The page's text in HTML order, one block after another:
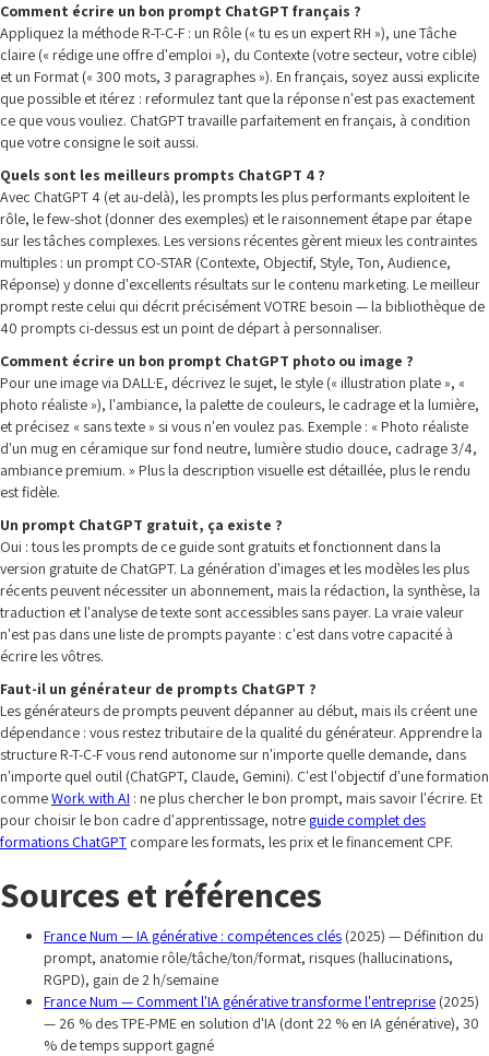
Comment écrire un bon prompt ChatGPT français ?
Appliquez la méthode R-T-C-F : un Rôle (« tu es un expert RH »), une Tâche
claire (« rédige une offre d'emploi »), du Contexte (votre secteur, votre cible)
et un Format (« 300 mots, 3 paragraphes »). En français, soyez aussi explicite
que possible et itérez : reformulez tant que la réponse n'est pas exactement
ce que vous vouliez. ChatGPT travaille parfaitement en français, à condition
que votre consigne le soit aussi.
Quels sont les meilleurs prompts ChatGPT 4 ?
Avec ChatGPT 4 (et au-delà), les prompts les plus performants exploitent le
rôle, le few-shot (donner des exemples) et le raisonnement étape par étape
sur les tâches complexes. Les versions récentes gèrent mieux les contraintes
multiples : un prompt CO-STAR (Contexte, Objectif, Style, Ton, Audience,
Réponse) y donne d'excellents résultats sur le contenu marketing. Le meilleur
prompt reste celui qui décrit précisément VOTRE besoin — la bibliothèque de
40 prompts ci-dessus est un point de départ à personnaliser.
Comment écrire un bon prompt ChatGPT photo ou image ?
Pour une image via DALL·E, décrivez le sujet, le style (« illustration plate », «
photo réaliste »), l'ambiance, la palette de couleurs, le cadrage et la lumière,
et précisez « sans texte » si vous n'en voulez pas. Exemple : « Photo réaliste
d'un mug en céramique sur fond neutre, lumière studio douce, cadrage 3/4,
ambiance premium. » Plus la description visuelle est détaillée, plus le rendu
est fidèle.
Un prompt ChatGPT gratuit, ça existe ?
Oui : tous les prompts de ce guide sont gratuits et fonctionnent dans la
version gratuite de ChatGPT. La génération d'images et les modèles les plus
récents peuvent nécessiter un abonnement, mais la rédaction, la synthèse, la
traduction et l'analyse de texte sont accessibles sans payer. La vraie valeur
n'est pas dans une liste de prompts payante : c'est dans votre capacité à
écrire les vôtres.
Faut-il un générateur de prompts ChatGPT ?
Les générateurs de prompts peuvent dépanner au début, mais ils créent une
dépendance : vous restez tributaire de la qualité du générateur. Apprendre la
structure R-T-C-F vous rend autonome sur n'importe quelle demande, dans
n'importe quel outil (ChatGPT, Claude, Gemini). C'est l'objectif d'une formation
commeWork with AI : ne plus chercher le bon prompt, mais savoir l'écrire. Et
pour choisir le bon cadre d'apprentissage, notre guide complet des
formations ChatGPT compare les formats, les prix et le financement CPF.
Sources et références
France Num — IA générative : compétences clés (2025) — Définition du
prompt, anatomie rôle/tâche/ton/format, risques (hallucinations,
RGPD), gain de 2 h/semaine
France Num — Comment l'IA générative transforme l'entreprise (2025)
— 26 % des TPE-PME en solution d'IA (dont 22 % en IA générative), 30
% de temps support gagné